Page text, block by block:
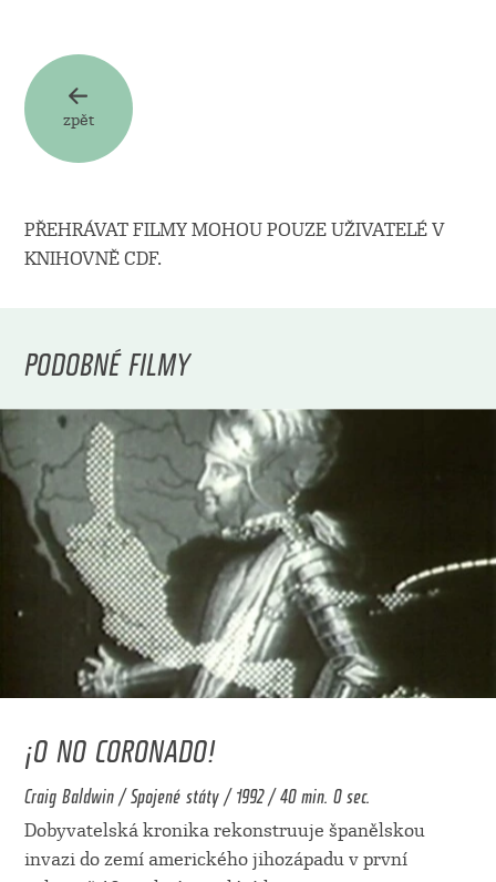
zpět
PŘEHRÁVAT FILMY MOHOU POUZE UŽIVATELÉ V
KNIHOVNĚ CDF.
PODOBNÉ FILMY
¡O NO CORONADO!
Craig Baldwin / Spojené státy / 1992 / 40 min. 0 sec.
Dobyvatelská kronika rekonstruuje španělskou
invazi do zemí amerického jihozápadu v první